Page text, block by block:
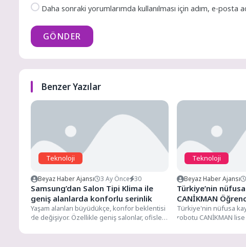
Daha sonraki yorumlarımda kullanılması için adım, e-posta
GÖNDER
Benzer Yazılar
Teknoloji
Beyaz Haber Ajansı 3 Ay Önce 30
Samsung’dan Salon Tipi Klima ile
geniş alanlarda konforlu serinlik
Yaşam alanları büyüdükçe, konfor beklentisi
de değişiyor. Özellikle geniş salonlar, ofisler
Teknoloji
Beyaz Haber Ajansı
Türkiye’nin
CANİKMAN
Türkiye'nin nüfusa
robotu CANİKMAN